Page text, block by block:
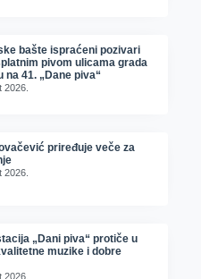
bašte ispraćeni pozivari
pivom ulicama grada
na 41. „Dane piva“
2026.
priređuje veče za
2026.
„Dani piva“ protiče u
muzike i dobre
2026.